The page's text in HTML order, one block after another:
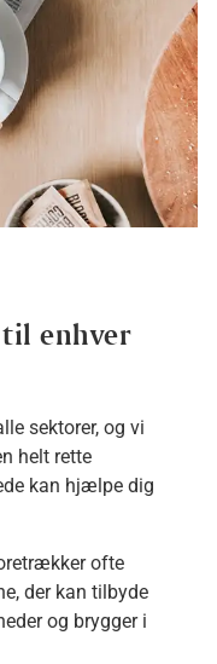
enhver
sektorer, og vi
helt rette
kan hjælpe dig
ofte
der kan tilbyde
og brygger i